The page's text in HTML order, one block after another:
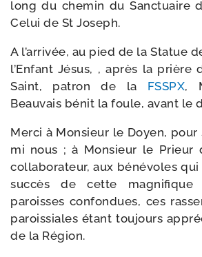
long du che­min du Sanctuaire
Celui de St Joseph.
A l’ar­ri­vée, au pied de la Statue
l’Enfant Jésus, , après la prière
Saint, patron de la FSSPX,
Beauvais bénit la foule, avant le
Merci à Monsieur le Doyen,
mi nous ; à Monsieur le Prieur
col­la­bo­ra­teur, aux béné­voles
suc­cès de cette magni­fique
paroisses confon­dues, ces
parois­siales étant tou­jours
de la Région.